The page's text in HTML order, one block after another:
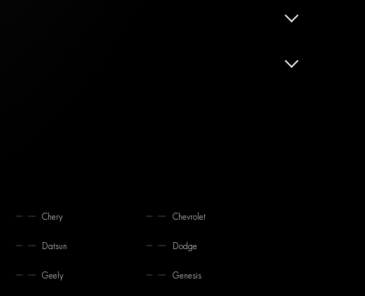
Chery Chevrolet
Datsun Dodge
Geely Genesis